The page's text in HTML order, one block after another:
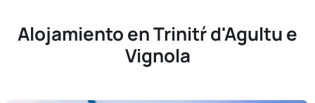
Alojamiento en Trinitŕ d'Agultu e
Vignola